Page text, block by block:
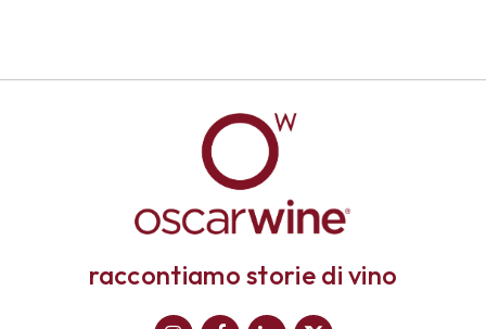
raccontiamo storie di vino